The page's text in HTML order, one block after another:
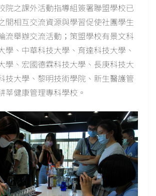
院之課外活動指導組簽署聯盟學校已
間相互交流資源與學習促使社團學生
流舉辦交流活動；策盟學校有景文科
學、中華科技大學、育達科技大學、
學、宏國德霖科技大學、長庚科技大
技大學、黎明技術學院、新生醫護管
莘健康管理專科學校。